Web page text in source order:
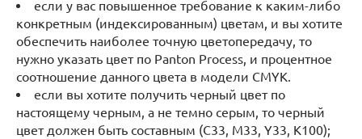
если у вас повышенное требование к каким-либо
конкретным (индексированным) цветам, и вы хотите
обеспечить наиболее точную цветопередачу, то
нужно указать цвет по Panton Process, и процентное
соотношение данного цвета в модели CMYK.
если вы хотите получить черный цвет по
настоящему черным, а не темно серым, то черный
цвет должен быть составным (C33, M33, Y33, K100);